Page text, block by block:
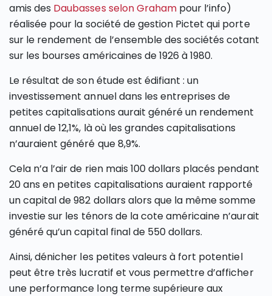
amis des Daubasses selon Grahampour l’info)
réalisée pour la société de gestion Pictet qui porte
sur le rendement de l’ensemble des sociétés cotant
sur les bourses américaines de 1926 à 1980.
Le résultat de son étude est édifiant : un
investissement annuel dans les entreprises de
petites capitalisations aurait généré un rendement
annuel de 12,1%, là où les grandes capitalisations
n’auraient généré que 8,9%.
Cela n’a l’air de rien mais 100 dollars placés pendant
20 ans en petites capitalisations auraient rapporté
un capital de 982 dollars alors que la même somme
investie sur les ténors de la cote américaine n’aurait
généré qu’un capital final de 550 dollars.
Ainsi, dénicher les petites valeurs à fort potentiel
peut être très lucratif et vous permettre d’afficher
une performance long terme supérieure aux